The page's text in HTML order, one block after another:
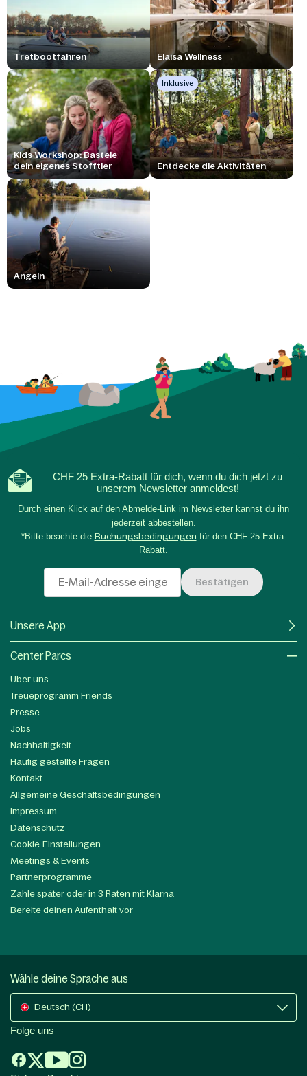
Tretbootfahren Elaisa Wellness
Kids Workshop: Bastele
dein eigenes Stofftier
Inklusive
Entdecke die Aktivitäten
Angeln
CHF 25 Extra-Rabatt für dich, wenn du dich jetzt zu
unserem Newsletter anmeldest!
Durch einen Klick auf den Abmelde-Link im Newsletter kannst du ihn
jederzeit abbestellen.
*Bitte beachte die Buchungsbedingungen für den CHF 25 Extra-
Rabatt.
Bestätigen
Unsere App
Center Parcs
Über uns
Treueprogramm Friends
Presse
Jobs
Nachhaltigkeit
Häufig gestellte Fragen
Kontakt
Allgemeine Geschäftsbedingungen
Impressum
Datenschutz
Cookie-Einstellungen
Meetings & Events
Partnerprogramme
Zahle später oder in 3 Raten mit Klarna
Bereite deinen Aufenthalt vor
Wähle deine Sprache aus
Deutsch (CH)
Folge uns